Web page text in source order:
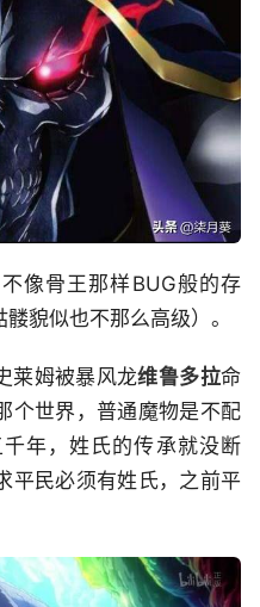
像骨王那样BUG般的存
貌似也不那么高级）。
莱姆被暴风龙维鲁多拉命
个世界，普通魔物是不配
年，姓氏的传承就没断
平民必须有姓氏，之前平